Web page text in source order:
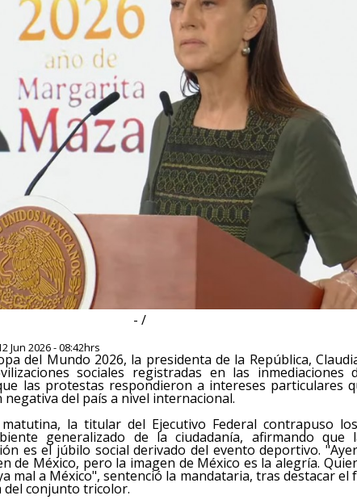
- /
2026 - 08:42hrs
del Mundo 2026, la presidenta de la República,
sociales registradas en las inmediaciones
las protestas respondieron a intereses particulares
del país a nivel internacional.
la titular del Ejecutivo Federal contrapuso
generalizado de la ciudadanía, afirmando que
es el júbilo social derivado del evento deportivo.
de México, pero la imagen de México es la alegría.
mal a México", sentenció la mandataria, tras destacar el
del conjunto tricolor.